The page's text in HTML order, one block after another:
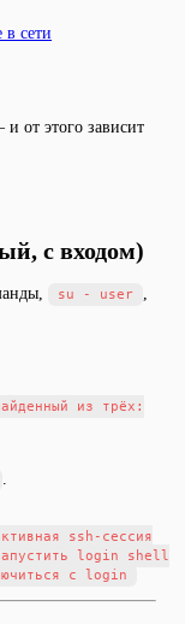
в сети
от этого зависит
с входом)
su - user ,
из трёх:
.
ssh-сессия
login shell